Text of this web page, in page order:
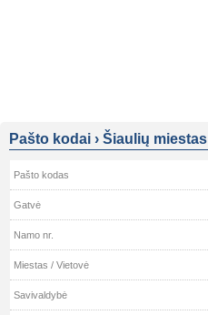
Pašto kodai › Šiaulių miestas